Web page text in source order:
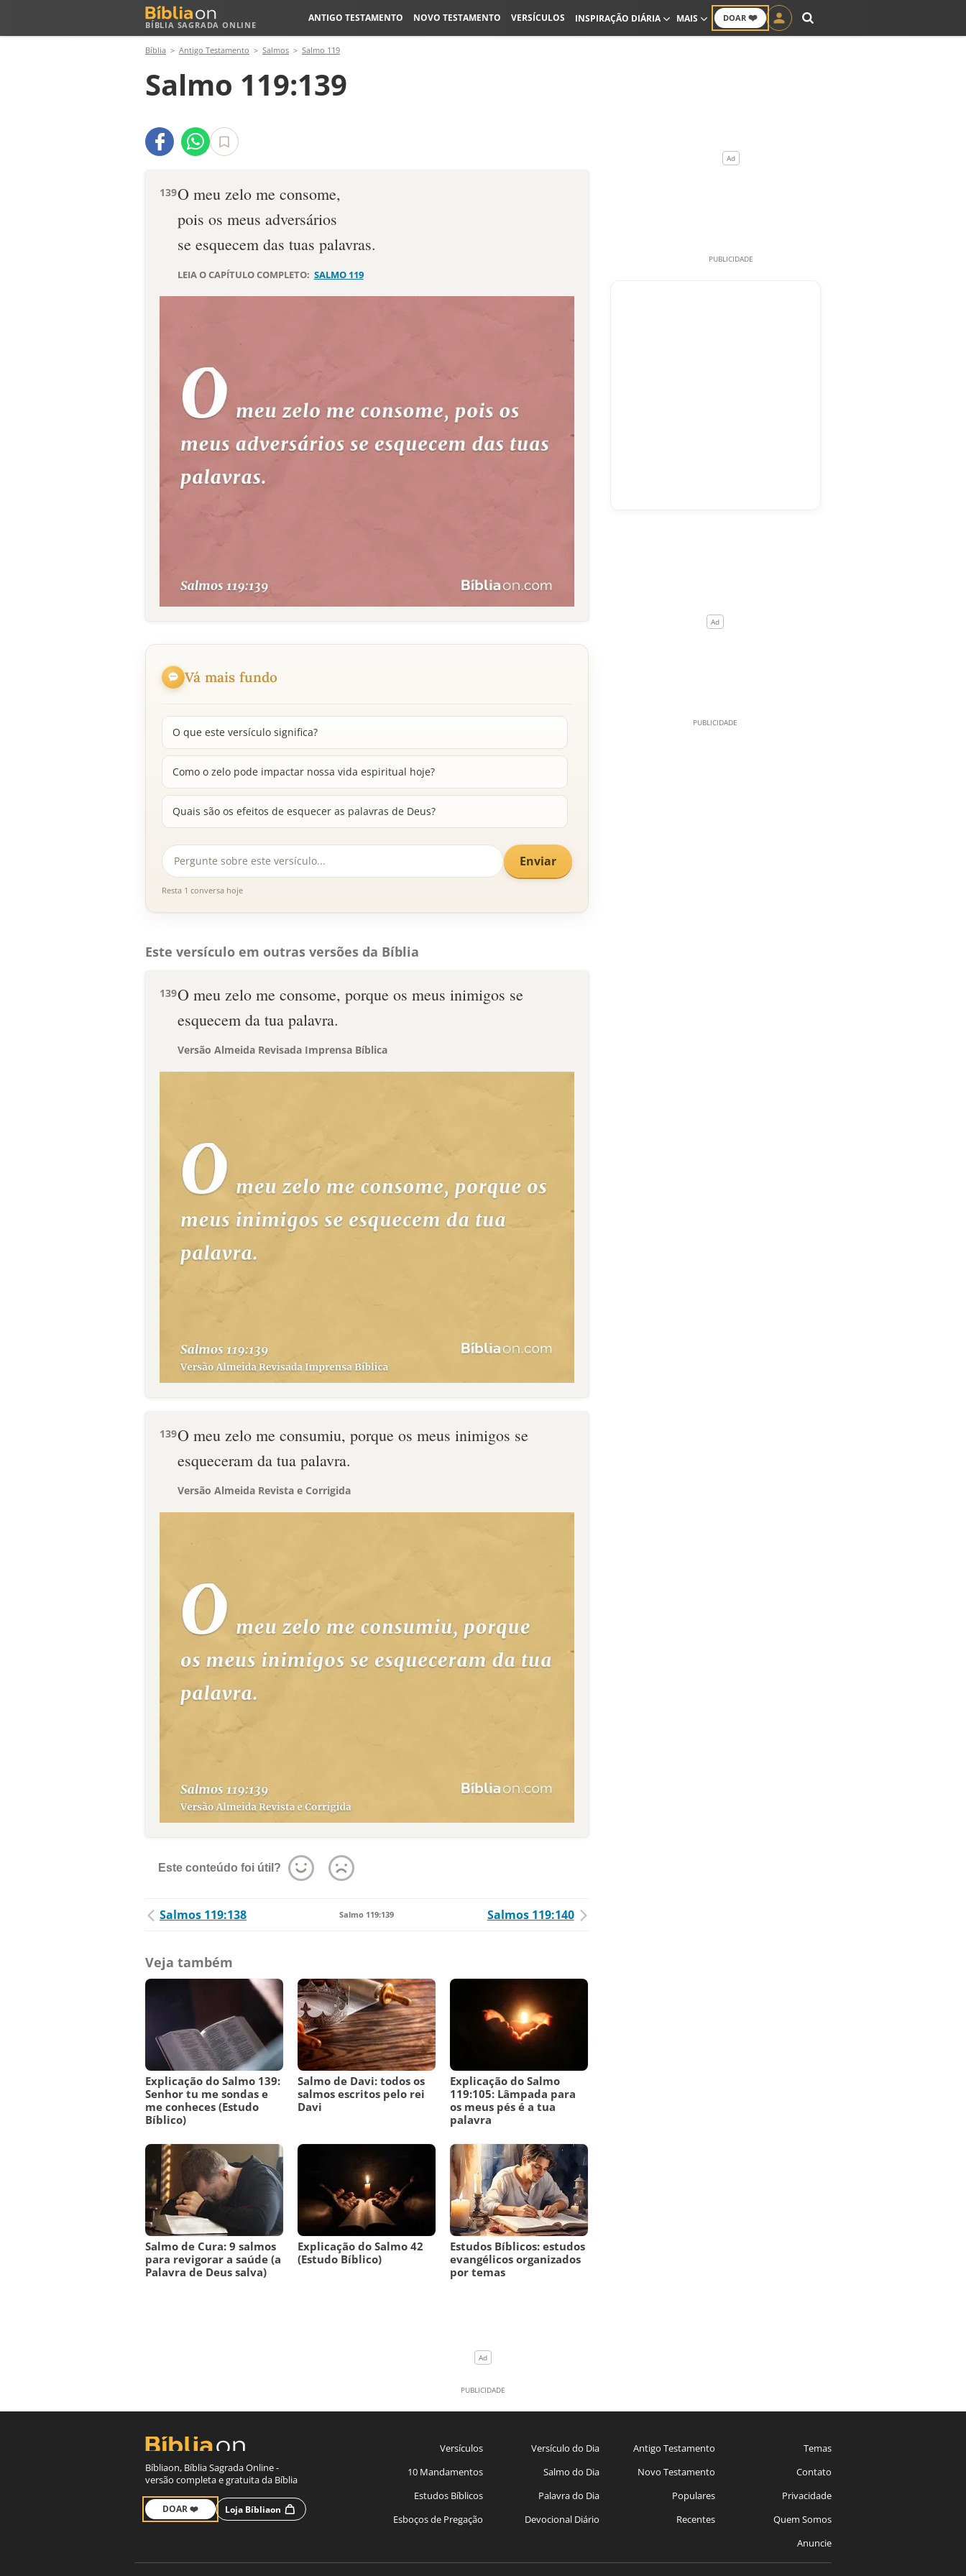
BÍBLIA SAGRADA ONLINE
DOAR ❤️
ANTIGO TESTAMENTO NOVO TESTAMENTO VERSÍCULOS INSPIRAÇÃO DIÁRIA MAIS
Bíblia Antigo Testamento Salmos Salmo 119
Salmo 119:139
139O meu zelo me consome,
pois os meus adversários
se esquecem das tuas palavras.
LEIA O CAPÍTULO COMPLETO: SALMO 119
Vá mais fundo
O que este versículo significa?
Como o zelo pode impactar nossa vida espiritual hoje?
Quais são os efeitos de esquecer as palavras de Deus?
Enviar
Resta 1 conversa hoje
Este versículo em outras versões da Bíblia
139O meu zelo me consome, porque os meus inimigos se
esquecem da tua palavra.
Versão Almeida Revisada Imprensa Bíblica
139O meu zelo me consumiu, porque os meus inimigos se
esqueceram da tua palavra.
Versão Almeida Revista e Corrigida
Este conteúdo foi útil?
Salmos 119:138 Salmo 119:139 Salmos 119:140
Veja também
Explicação do Salmo 139:
Senhor tu me sondas e
me conheces (Estudo
Bíblico)
Salmo de Davi: todos os
salmos escritos pelo rei
Davi
Explicação do Salmo
119:105: Lâmpada para
os meus pés é a tua
palavra
Salmo de Cura: 9 salmos
para revigorar a saúde (a
Palavra de Deus salva)
Explicação do Salmo 42
(Estudo Bíblico)
Estudos Bíblicos: estudos
evangélicos organizados
por temas
Bíbliaon, Bíblia Sagrada Online -
versão completa e gratuita da Bíblia
DOAR ❤️ Loja Bíbliaon
Versículos
10 Mandamentos
Estudos Bíblicos
Esboços de Pregação
Versículo do Dia
Salmo do Dia
Palavra do Dia
Devocional Diário
Antigo Testamento
Novo Testamento
Populares
Recentes
Temas
Contato
Privacidade
Quem Somos
Anuncie